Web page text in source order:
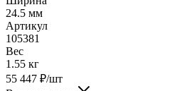
24.5 мм
Артикул
105381
Вес
1.55 кг
55 447 ₽/шт